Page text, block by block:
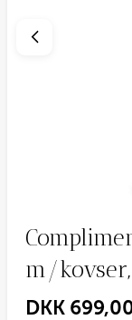
m/
DKK